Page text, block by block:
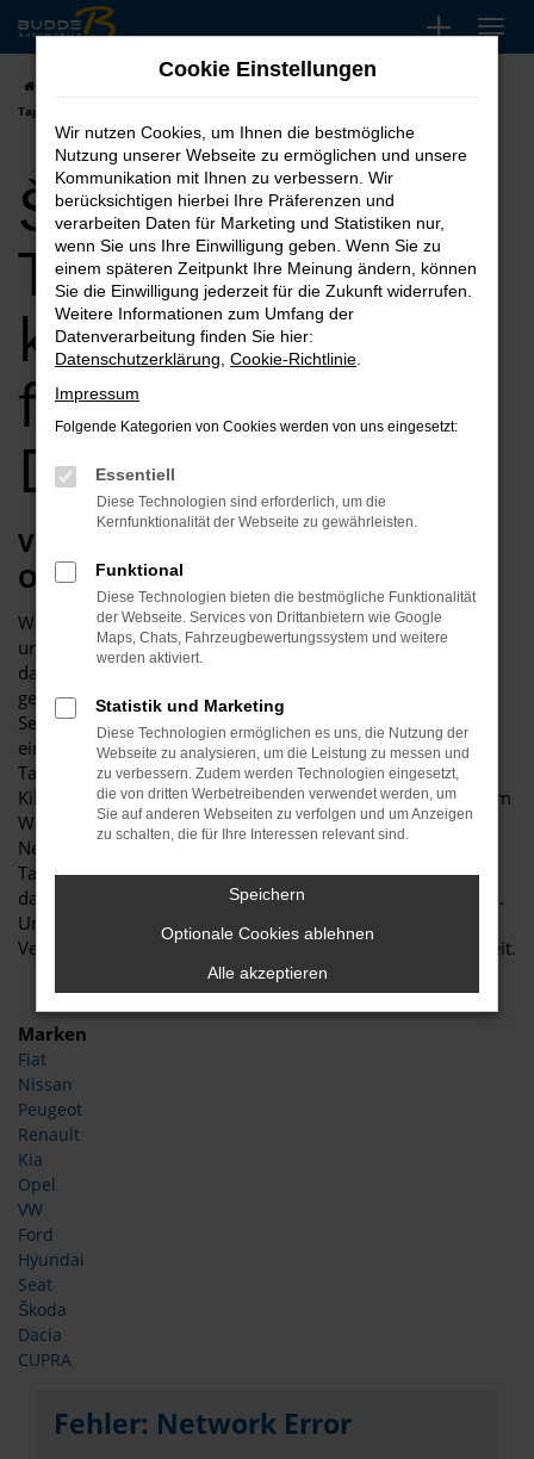
Zum
Hauptinhalt
springen
Škoda Octavia
Tageszulassung kaufen, leasen, finanzieren für Dortmund
Škoda Octavia
Tageszulassung
kaufen, leasen,
finanzieren für
Dortmund
Viele gute Gründe für eine Škoda
Octavia Tageszulassung in Dortmund
Wer sich für ein neues Fahrzeug interessiert, führt nahezu
unweigerlich umfassende Recherchen durch. Haben Sie
dabei auch schon an eine Škoda Octavia Tageszulassung
gedacht? Wir fragen deshalb, weil es für Ihr „Unterwegs-
Sein“ in Dortmund kaum eine günstigere Möglichkeit für
einen echten Neuwagen gibt. Die Škoda Octavia
Tageszulassung ist ein Fahrzeug, das noch keinen einzigen
Kilometer gefahren wurde und entsprechend frisch aus dem
Werk stammt. Der Unterschied zu einem bestellten
Neuwagen besteht darin, dass die Škoda Octavia
Tageszulassung bereits komplett konfiguriert ist und nur
darauf wartet, von Ihnen in Dortmund gefahren zu werden.
Und das ohne Umschweife, Wartezeiten oder
Verzögerungen, denn das Modell steht bereits bei uns bereit.
Marken
Fiat
Nissan
Peugeot
Renault
Kia
Opel
VW
Ford
Hyundai
Seat
Škoda
Dacia
CUPRA
Fehler: Network Error
Cookie Einstellungen
Wir nutzen Cookies, um Ihnen die bestmögliche
Nutzung unserer Webseite zu ermöglichen und unsere
Kommunikation mit Ihnen zu verbessern. Wir
berücksichtigen hierbei Ihre Präferenzen und
verarbeiten Daten für Marketing und Statistiken nur,
wenn Sie uns Ihre Einwilligung geben. Wenn Sie zu
einem späteren Zeitpunkt Ihre Meinung ändern, können
Sie die Einwilligung jederzeit für die Zukunft widerrufen.
Weitere Informationen zum Umfang der
Datenverarbeitung finden Sie hier:
Datenschutzerklärung Cookie-Richtlinie
Impressum
Folgende Kategorien von Cookies werden von uns eingesetzt:
Essentiell
Diese Technologien sind erforderlich, um die
Kernfunktionalität der Webseite zu gewährleisten.
Funktional
Diese Technologien bieten die bestmögliche Funktionalität
der Webseite. Services von Drittanbietern wie Google
Maps, Chats, Fahrzeugbewertungssystem und weitere
werden aktiviert.
Statistik und Marketing
Diese Technologien ermöglichen es uns, die Nutzung der
Webseite zu analysieren, um die Leistung zu messen und
zu verbessern. Zudem werden Technologien eingesetzt,
die von dritten Werbetreibenden verwendet werden, um
Sie auf anderen Webseiten zu verfolgen und um Anzeigen
zu schalten, die für Ihre Interessen relevant sind.
Speichern
Optionale Cookies ablehnen
Alle akzeptieren